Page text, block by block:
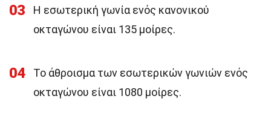
03
Η εσωτερική γωνία ενός κανονικού
οκταγώνου είναι 135 μοίρες.
04
Το άθροισμα των εσωτερικών γωνιών ενός
οκταγώνου είναι 1080 μοίρες.